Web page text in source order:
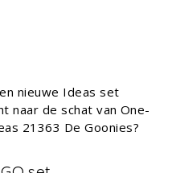
nieuwe Ideas set
naar de schat van One-
21363 De Goonies?